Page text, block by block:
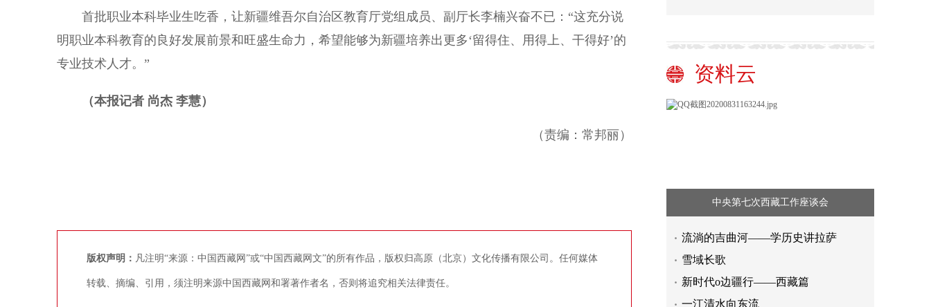
首批职业本科毕业生吃香，让新疆维吾尔自治区教育厅党组成员、副厅长李楠兴奋不已：“这充分说
明职业本科教育的良好发展前景和旺盛生命力，希望能够为新疆培养出更多‘留得住、用得上、干得好’的
专业技术人才。”
（本报记者 尚杰 李慧）
（责编：常邦丽）
版权声明： 凡注明“来源：中国西藏网”或“中国西藏网文”的所有作品，版权归高原（北京）文化传播有限公司。任何媒体
转载、摘编、引用，须注明来源中国西藏网和署著作者名，否则将追究相关法律责任。
资料云
中央第七次西藏工作座谈会
流淌的吉曲河——学历史讲拉萨
雪域长歌
新时代o边疆行——西藏篇
一江清水向东流
士毕业，我在小山村里当“牛倌”
《“十四五”国家科学技术普及发展规